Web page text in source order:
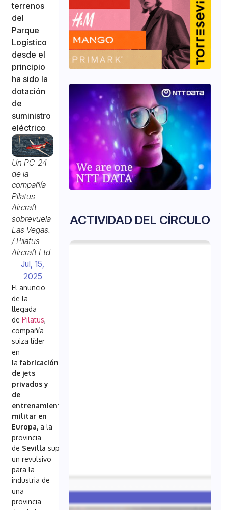
terrenos
del
Parque
Logístico
desde el
principio
ha sido la
dotación
de
suministro
eléctrico
Un PC-24
de la
compañía
Pilatus
Aircraft
sobrevuela
Las Vegas.
/ Pilatus
Aircraft Ltd
Jul, 15,
2025
El anuncio
de la
llegada
dePilatus,
compañía
suiza líder
en
la fabricación
de jets
privados y
de
entrenamiento
militar en
Europa,a la
provincia
de Sevillasupuso
un revulsivo
para la
industria de
una
provincia
ACTIVIDAD DEL CÍRCULO